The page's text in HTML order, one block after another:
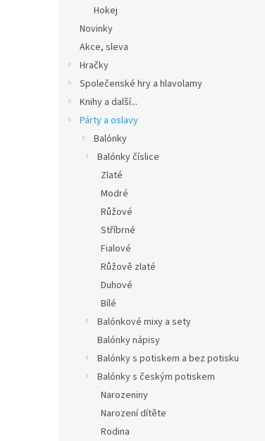
Hokej
Novinky
Akce, sleva
Hračky
Společenské hry a hlavolamy
Knihy a další...
Párty a oslavy
Balónky
Balónky číslice
Zlaté
Modré
Růžové
Stříbrné
Fialové
Růžově zlaté
Duhové
Bílé
Balónkové mixy a sety
Balónky nápisy
Balónky s potiskem a bez potisku
Balónky s českým potiskem
Narozeniny
Narození dítěte
Rodina